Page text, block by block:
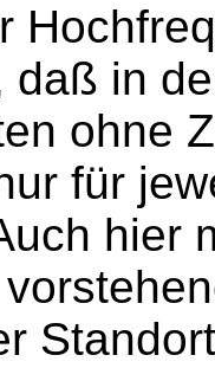
daß in
ohne
für
hier